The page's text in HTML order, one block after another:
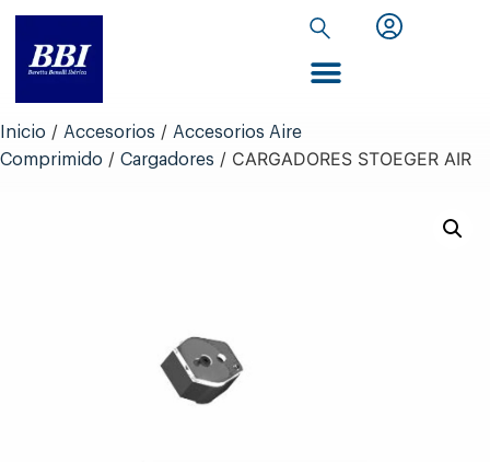
Inicio / Accesorios / Accesorios Aire
Comprimido / Cargadores / CARGADORES STOEGER AIR